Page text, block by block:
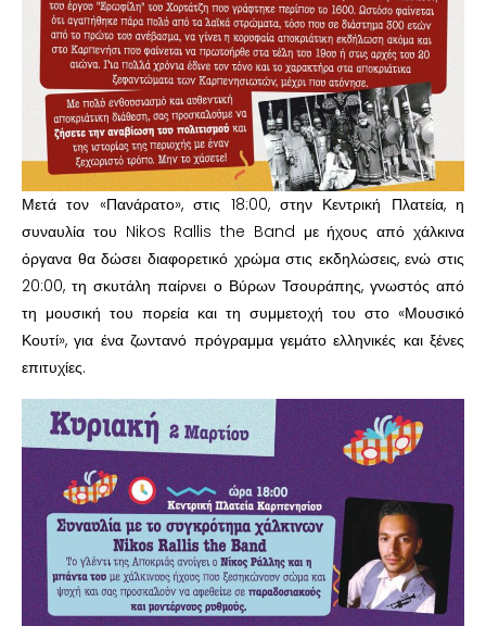
Μετά τον «Πανάρατο», στις 18:00, στην Κεντρική Πλατεία, η
συναυλία του Nikos Rallis the Band με ήχους από χάλκινα
όργανα θα δώσει διαφορετικό χρώμα στις εκδηλώσεις, ενώ στις
20:00, τη σκυτάλη παίρνει ο Βύρων Τσουράπης, γνωστός από
τη μουσική του πορεία και τη συμμετοχή του στο «Μουσικό
Κουτί», για ένα ζωντανό πρόγραμμα γεμάτο ελληνικές και ξένες
επιτυχίες.